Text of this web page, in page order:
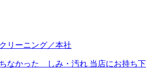
リーニング／本社
なかった しみ・汚れ 当店にお持ち下